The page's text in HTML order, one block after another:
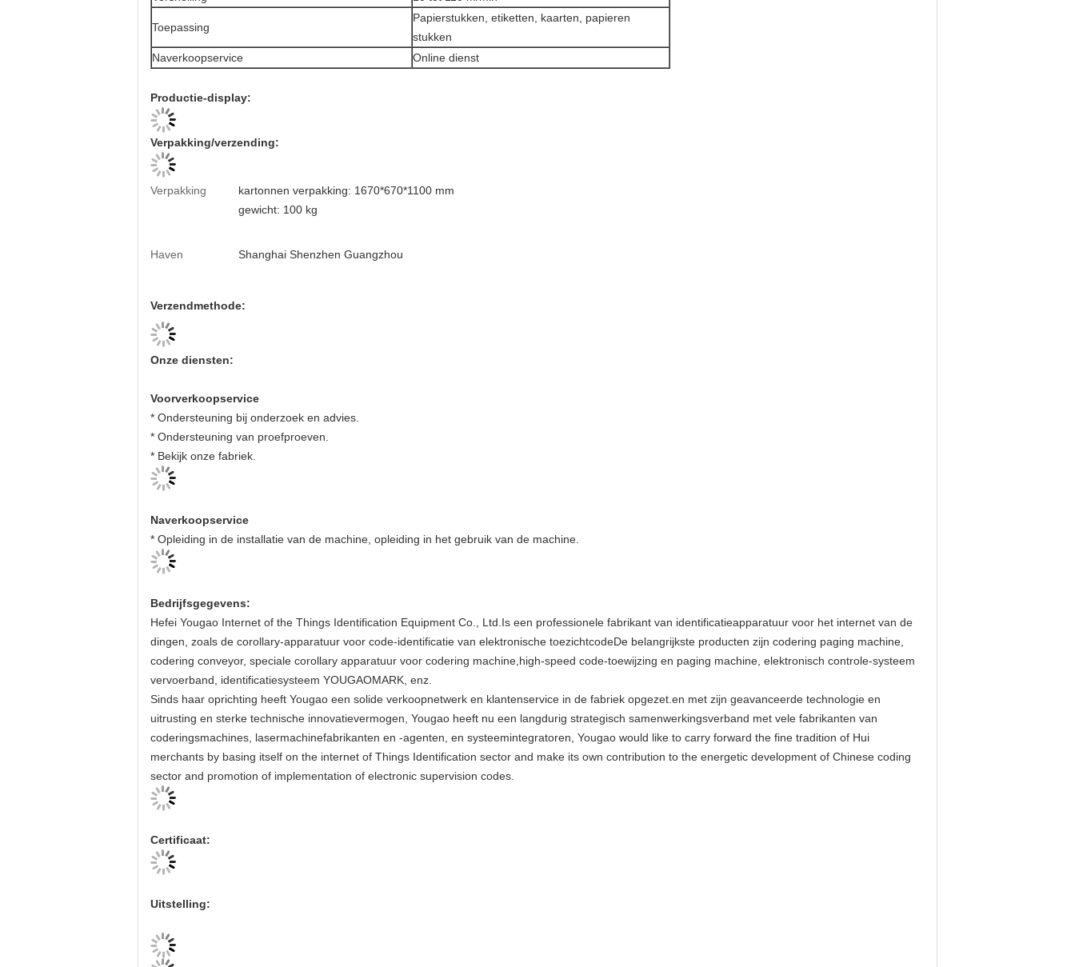
Toepassing
Papierstukken, etiketten, kaarten, papieren
stukken
Naverkoopservice
Online dienst
Productie-display:
Verpakking/verzending:
Verpakking
kartonnen verpakking: 1670*670*1100 mm
gewicht: 100 kg
Haven Shanghai Shenzhen Guangzhou
Verzendmethode:
Onze diensten:
Voorverkoopservice
* Ondersteuning bij onderzoek en advies.
* Ondersteuning van proefproeven.
* Bekijk onze fabriek.
Naverkoopservice
* Opleiding in de installatie van de machine, opleiding in het gebruik van de machine.
Bedrijfsgegevens:
Hefei Yougao Internet of the Things Identification Equipment Co., Ltd.Is een professionele fabrikant van identificatieapparatuur voor het internet van de
dingen, zoals de corollary-apparatuur voor code-identificatie van elektronische toezichtcodeDe belangrijkste producten zijn codering paging machine,
codering conveyor, speciale corollary apparatuur voor codering machine,high-speed code-toewijzing en paging machine, elektronisch controle-systeem
vervoerband, identificatiesysteem YOUGAOMARK, enz.
Sinds haar oprichting heeft Yougao een solide verkoopnetwerk en klantenservice in de fabriek opgezet.en met zijn geavanceerde technologie en
uitrusting en sterke technische innovatievermogen, Yougao heeft nu een langdurig strategisch samenwerkingsverband met vele fabrikanten van
coderingsmachines, lasermachinefabrikanten en -agenten, en systeemintegratoren, Yougao would like to carry forward the fine tradition of Hui
merchants by basing itself on the internet of Things Identification sector and make its own contribution to the energetic development of Chinese coding
sector and promotion of implementation of electronic supervision codes.
Certificaat:
Uitstelling: